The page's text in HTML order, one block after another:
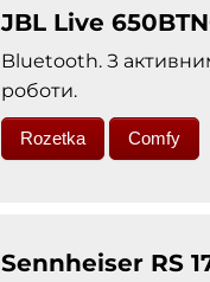
JBL Live
Bluetooth. З
роботи.
Rozetka Comfy
Sennheiser RS